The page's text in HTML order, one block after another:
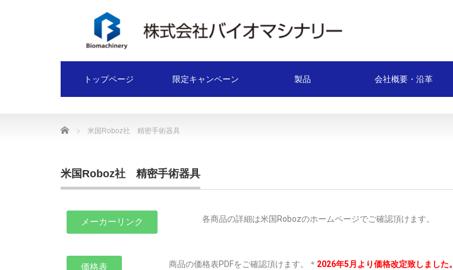
トップページ 限定キャンペーン 製品 会社概要・沿革
Home 米国Roboz社 精密手術器具
米国Roboz社 精密手術器具
メーカーリンク 各商品の詳細は米国Robozのホームページでご確認頂けます。
価格表 商品の価格表PDFをご確認頂けます。＊ 2026年5月より価格改定致しました。